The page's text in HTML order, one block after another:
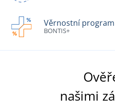
Věrnostní program
BONTIS+
našimi